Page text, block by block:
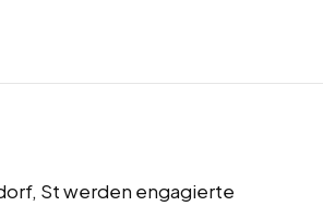
St werden engagierte